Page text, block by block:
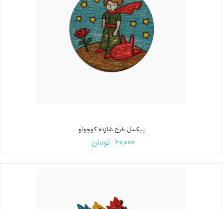
پیکسل طرح شازده کوچولو
۶۰,۰۰۰ تومان